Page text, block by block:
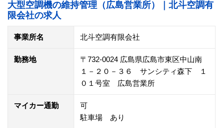
大型空調機の維持管理（広島営業所）｜北斗空調有
限会社の求人
事業所名 北斗空調有限会社
勤務地
〒732-0024 広島県広島市東区中山南
１－２０－３６ サンシティ森下 １
０１号室 広島営業所
マイカー通勤
可
駐車場 あり